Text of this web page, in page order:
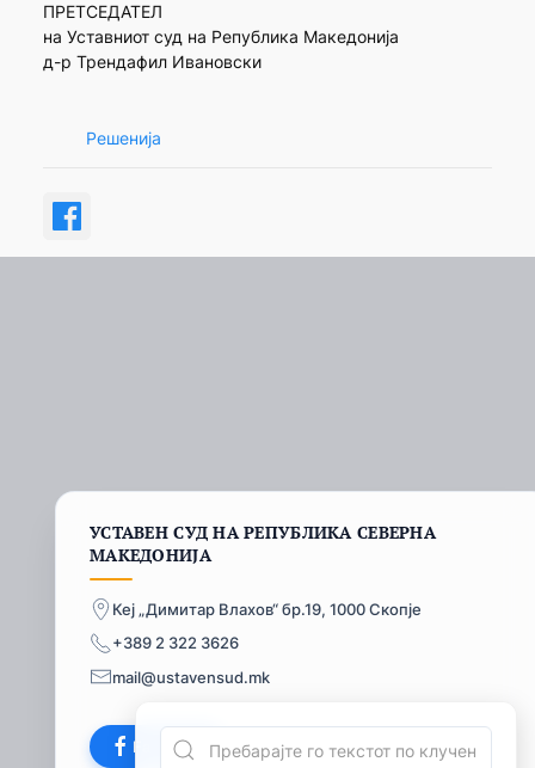
ПРЕТСЕДАТЕЛ
на Уставниот суд на Република Македонија
д-р Трендафил Ивановски
Решенија
УСТАВЕН СУД НА РЕПУБЛИКА СЕВЕРНА
МАКЕДОНИЈА
Кеј „Димитар Влахов“ бр.19, 1000 Скопје
+389 2 322 3626
mail@ustavensud.mk
Facebook